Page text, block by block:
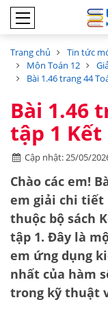
Trang chủ Tin tức
Môn Toán 12
Bài 1.46 trang 44
Bài 1.46
tập 1
Cập nhật: 25/05/
Chào các em!
em giải chi tiết
thuộc bộ sách
tập 1. Đây là
em ứng dụng
nhất của hàm
trong kỹ thuật